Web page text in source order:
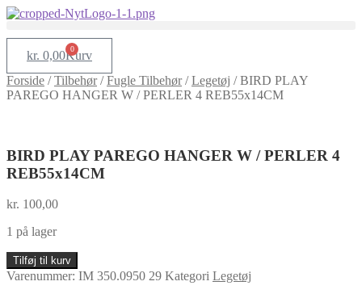
kr. 0,00 0
Kurv
Forside /Tilbehør/Fugle Tilbehør/Legetøj /BIRD PLAY
PAREGO HANGER W / PERLER 4 REB55x14CM
BIRD PLAY PAREGO HANGER W / PERLER 4
REB55x14CM
kr. 100,00
1 på lager
BIRD
PLAY
Tilføj til kurv
Varenummer: IM 350.0950 29 Kategori Legetøj